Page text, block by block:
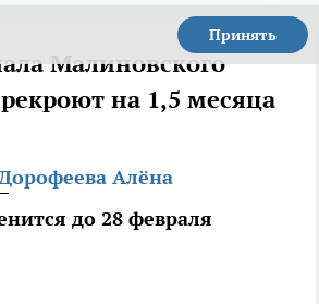
Принять
Малиновского
на 1,5 месяца
Алёна
до 28 февраля